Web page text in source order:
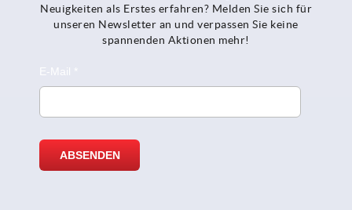
Neuigkeiten als Erstes erfahren? Melden Sie sich für
unseren Newsletter an und verpassen Sie keine
spannenden Aktionen mehr!